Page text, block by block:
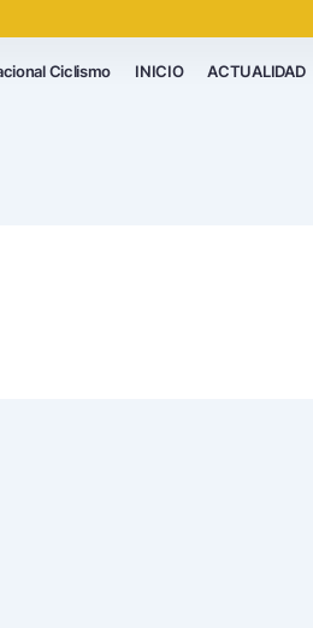
Ciclismo INICIO ACTUALIDAD